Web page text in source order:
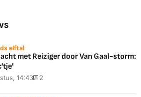
elftal
met Reiziger door Van Gaal-storm:
14:43 2